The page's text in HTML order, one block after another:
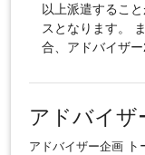
以上派遣するこ
スとなります。
合、アドバイザ
アドバイザ
アドバイザー企画ト